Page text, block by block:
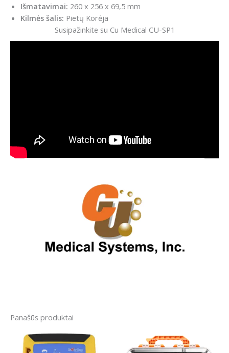
Išmatavimai: 260 x 256 x 69,5 mm
Kilmės šalis: Pietų Korėja
Susipažinkite su Cu Medical CU-SP1
Panašūs produktai